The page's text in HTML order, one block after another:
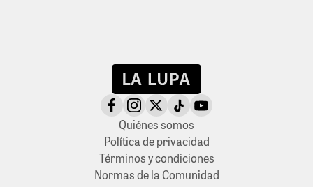
Quiénes somos
Política de privacidad
Términos y condiciones
Normas de la Comunidad